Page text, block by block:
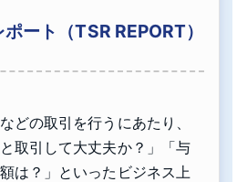
ート（TSR REPORT）
どの取引を行うにあたり、
取引して大丈夫か？」「与
は？」といったビジネス上